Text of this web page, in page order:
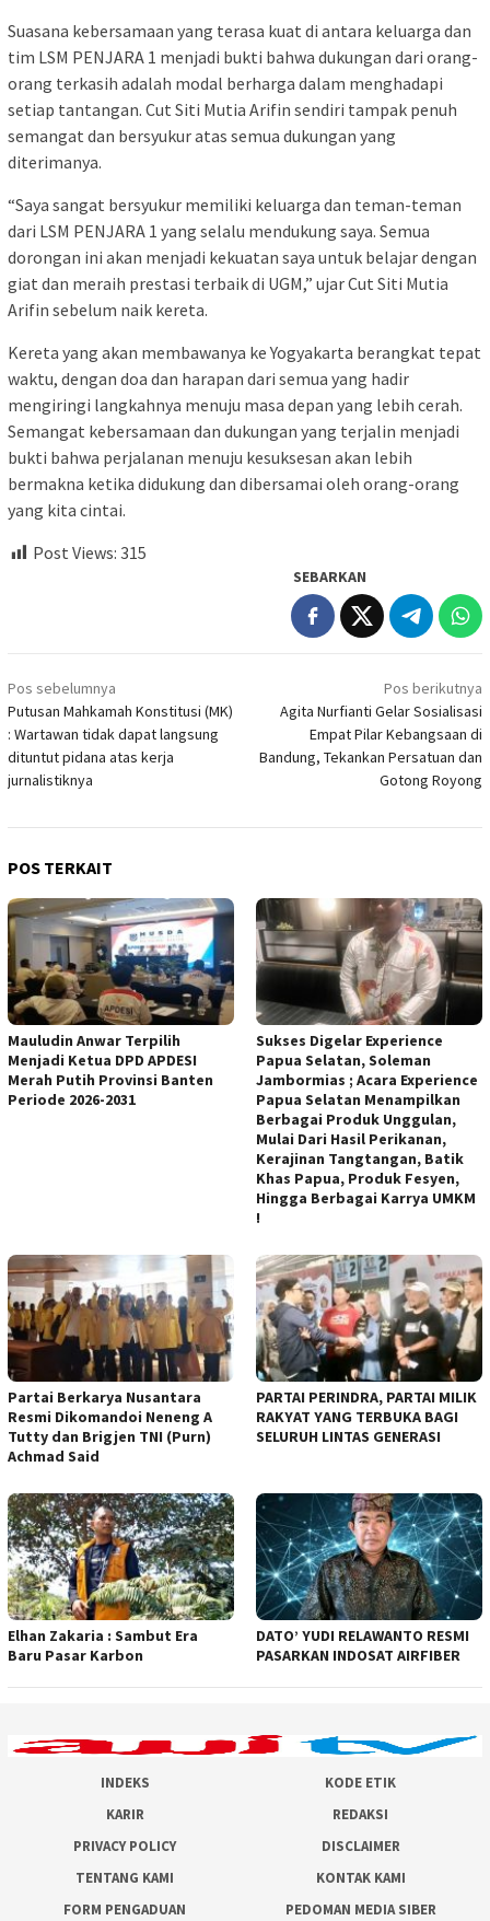
Suasana kebersamaan yang terasa kuat di antara keluarga dan
tim LSM PENJARA 1 menjadi bukti bahwa dukungan dari orang-
orang terkasih adalah modal berharga dalam menghadapi
setiap tantangan. Cut Siti Mutia Arifin sendiri tampak penuh
semangat dan bersyukur atas semua dukungan yang
diterimanya.
“Saya sangat bersyukur memiliki keluarga dan teman-teman
dari LSM PENJARA 1 yang selalu mendukung saya. Semua
dorongan ini akan menjadi kekuatan saya untuk belajar dengan
giat dan meraih prestasi terbaik di UGM,” ujar Cut Siti Mutia
Arifin sebelum naik kereta.
Kereta yang akan membawanya ke Yogyakarta berangkat tepat
waktu, dengan doa dan harapan dari semua yang hadir
mengiringi langkahnya menuju masa depan yang lebih cerah.
Semangat kebersamaan dan dukungan yang terjalin menjadi
bukti bahwa perjalanan menuju kesuksesan akan lebih
bermakna ketika didukung dan dibersamai oleh orang-orang
yang kita cintai.
Post Views: 315
SEBARKAN
Navigasi
pos
Pos sebelumnya
Putusan Mahkamah Konstitusi (MK)
: Wartawan tidak dapat langsung
dituntut pidana atas kerja
jurnalistiknya
Pos berikutnya
Agita Nurfianti Gelar Sosialisasi
Empat Pilar Kebangsaan di
Bandung, Tekankan Persatuan dan
Gotong Royong
POS TERKAIT
Mauludin Anwar Terpilih
Menjadi Ketua DPD APDESI
Merah Putih Provinsi Banten
Periode 2026-2031
Sukses Digelar Experience
Papua Selatan, Soleman
Jambormias ; Acara Experience
Papua Selatan Menampilkan
Berbagai Produk Unggulan,
Mulai Dari Hasil Perikanan,
Kerajinan Tangtangan, Batik
Khas Papua, Produk Fesyen,
Hingga Berbagai Karrya UMKM
!
Partai Berkarya Nusantara
Resmi Dikomandoi Neneng A
Tutty dan Brigjen TNI (Purn)
Achmad Said
PARTAI PERINDRA, PARTAI MILIK
RAKYAT YANG TERBUKA BAGI
SELURUH LINTAS GENERASI
Elhan Zakaria : Sambut Era
Baru Pasar Karbon
DATO’ YUDI RELAWANTO RESMI
PASARKAN INDOSAT AIRFIBER
INDEKS
KODE ETIK
KARIR
REDAKSI
PRIVACY POLICY
DISCLAIMER
TENTANG KAMI
KONTAK KAMI
FORM PENGADUAN
PEDOMAN MEDIA SIBER